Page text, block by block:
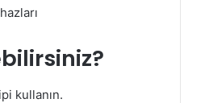
kullanın.